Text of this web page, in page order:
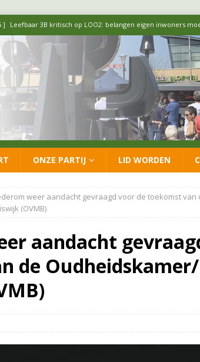
] Leefbaar 3B kritisch op LOO2: belangen eigen inwoners
] Leefbaar 3B ondersteunt oproep van lokale partijen uit
af! FRACTIE
] Update over de formatie: vacature voor onafhankelijke
] Leefbaar 3B en CDA presenteren coalitieakkoord:
ONZE PARTIJ LID WORDEN
weer aandacht gevraagd voor de toekomst van
(OVMB)
aandacht
de